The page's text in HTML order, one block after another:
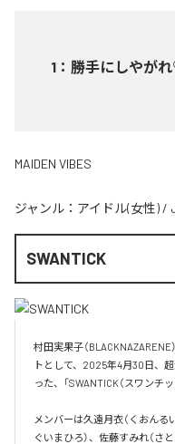
1 ： 勝手にしやが
MAIDEN VIBES
ジャンル： アイドル(女性) /
SWANTICK
村田実果子（
トとして、2025年4月30日、
った、「SWANTICK（スワンチッ
メンバーは久遠月衣（くおんる
ぐいまひろ）、佐藤すみれ（さ